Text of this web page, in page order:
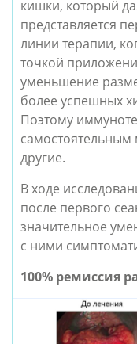
кишки, который
представляется
линии терапии,
точкой
уменьшение
более успешных
Поэтому
самостоятельным
другие.
В ходе
после первого
значительное
с ними
100% ремиссия